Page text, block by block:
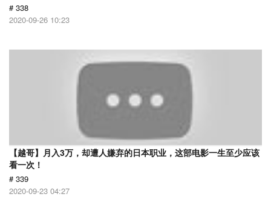
# 338
2020-09-26 10:23
【越哥】月入3万，却遭人嫌弃的日本职业，这部电影一生至少应该
看一次！
# 339
2020-09-23 04:27